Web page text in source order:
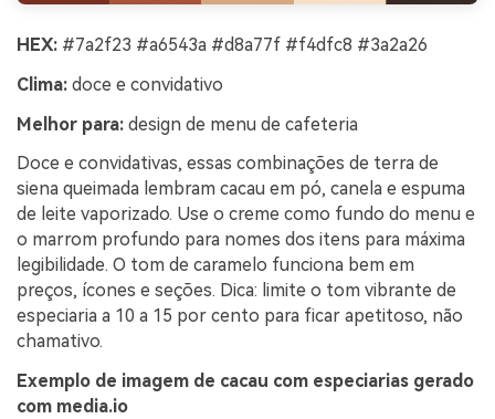
HEX: #7a2f23 #a6543a #d8a77f #f4dfc8 #3a2a26
Clima: doce e convidativo
Melhor para: design de menu de cafeteria
Doce e convidativas, essas combinações de terra de
siena queimada lembram cacau em pó, canela e espuma
de leite vaporizado. Use o creme como fundo do menu e
o marrom profundo para nomes dos itens para máxima
legibilidade. O tom de caramelo funciona bem em
preços, ícones e seções. Dica: limite o tom vibrante de
especiaria a 10 a 15 por cento para ficar apetitoso, não
chamativo.
Exemplo de imagem de cacau com especiarias gerado
com media.io